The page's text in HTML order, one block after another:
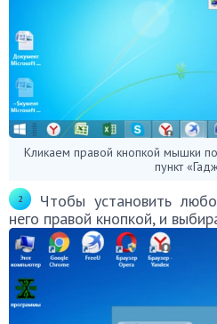
Кликаем правой кнопкой мышки
пункт
Чтобы установить
него правой кнопкой, и